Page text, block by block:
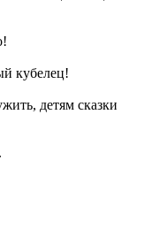
кубелец!
детям сказки